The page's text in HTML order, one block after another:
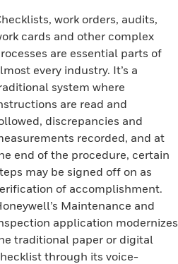
work orders, audits,
cards and other complex
are essential parts of
every industry. It’s a
system where
are read and
discrepancies and
recorded, and at
end of the procedure, certain
may be signed off on as
of accomplishment.
Maintenance and
application modernizes
traditional paper or digital
through its voice-